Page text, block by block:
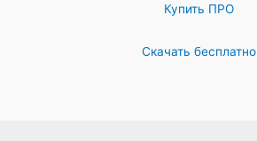
Купить ПРО
Скачать бесплатно